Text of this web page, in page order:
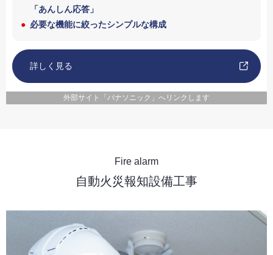
「あんしん応答」
必要な機能に絞ったシンプルな構成
詳しく見る
外部サイト「パナソニック」へリンクします
Fire alarm
自動火災報知設備工事